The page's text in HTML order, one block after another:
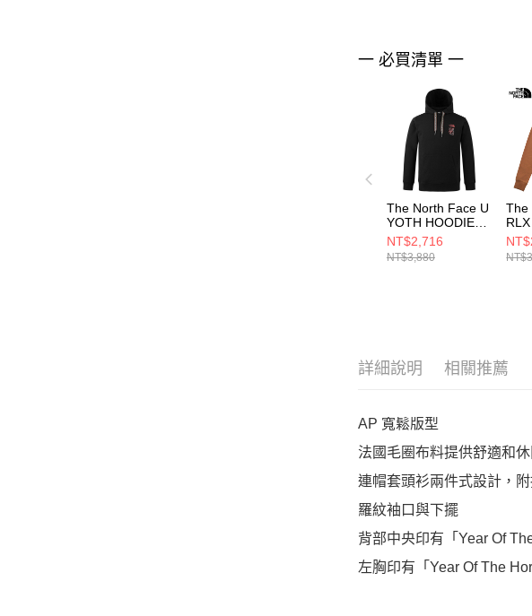
一 必買清單 一
The North Face U
YOTH HOODIE
GRAPHIC - AP 男
女 連帽上衣
NF0A8DQXJK3
NT$2,716
NT$3,880
The
女
詳細說明 相關推薦
AP 寬鬆版型
法國毛圈布料提供舒適和
連帽套頭衫兩件式設計，
羅紋袖口與下擺
背部中央印有「Year Of
左胸印有「Year Of The